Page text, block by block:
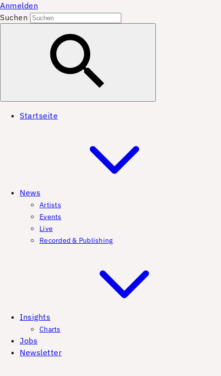
Anmelden
Suchen
Startseite
News
Artists
Events
Live
Recorded & Publishing
Insights
Charts
Jobs
Newsletter